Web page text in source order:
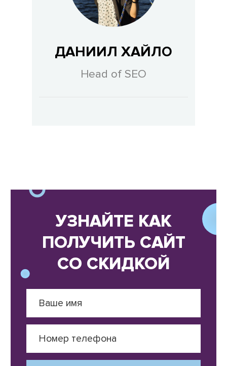
ДАНИИЛ ХАЙЛО
Head of SEO
УЗНАЙТЕ КАК
ПОЛУЧИТЬ САЙТ
СО СКИДКОЙ